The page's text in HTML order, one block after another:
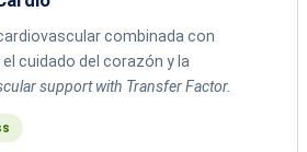
combinada con
cuidado del corazón y la
support with Transfer Factor.